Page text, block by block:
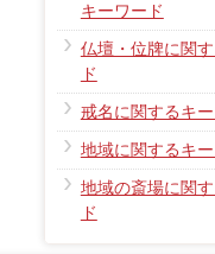
キーワード
仏壇・位牌に関
ド
戒名に関するキ
地域に関するキ
地域の斎場に関
ド